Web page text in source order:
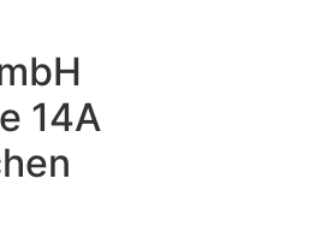
14A